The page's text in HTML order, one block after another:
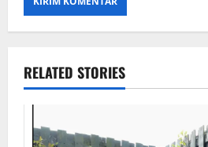
RELATED STORIES